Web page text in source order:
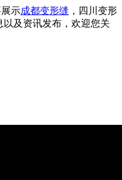
示成都变形缝 ，四川变形
及资讯发布，欢迎您关